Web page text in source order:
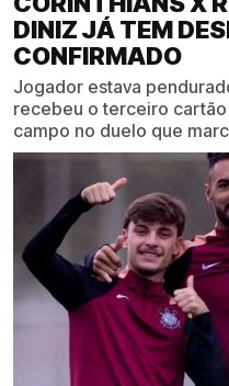
DINIZ JÁ TEM
CONFIRMADO
Jogador estava
recebeu o terceiro
campo no duelo que